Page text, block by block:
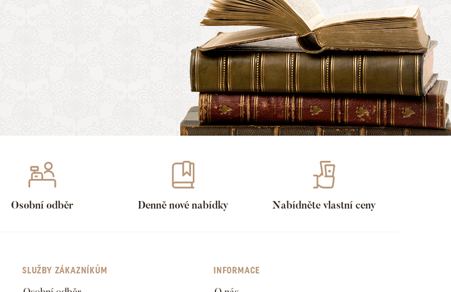
Osobní odběr Denně nové nabídky Nabídněte vlastní ceny
SLUŽBY ZÁKAZNÍKŮM INFORMACE